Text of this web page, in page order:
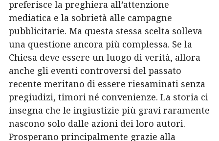
preferisce la preghiera all’attenzione
mediatica e la sobrietà alle campagne
pubblicitarie. Ma questa stessa scelta solleva
una questione ancora più complessa. Se la
Chiesa deve essere un luogo di verità, allora
anche gli eventi controversi del passato
recente meritano di essere riesaminati senza
pregiudizi, timori né convenienze. La storia ci
insegna che le ingiustizie più gravi raramente
nascono solo dalle azioni dei loro autori.
Prosperano principalmente grazie alla